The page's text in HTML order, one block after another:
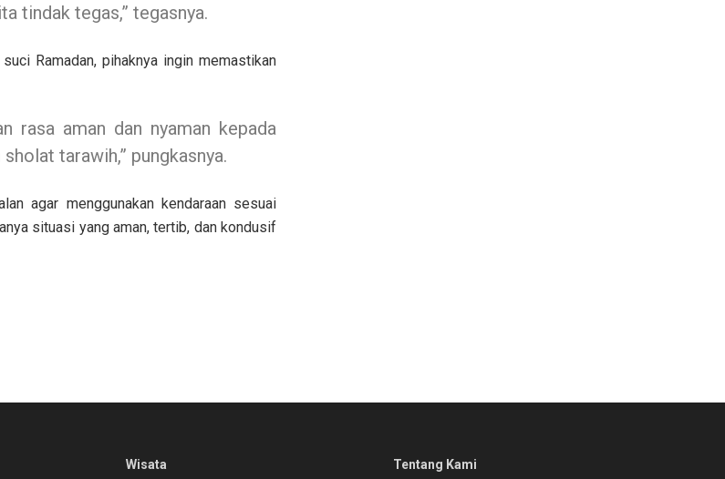
tindak tegas,” tegasnya.
Ramadan, pihaknya ingin memastikan
rasa aman dan nyaman kepada
tarawih,” pungkasnya.
agar menggunakan kendaraan sesuai
situasi yang aman, tertib, dan kondusif
Wisata Tentang Kami